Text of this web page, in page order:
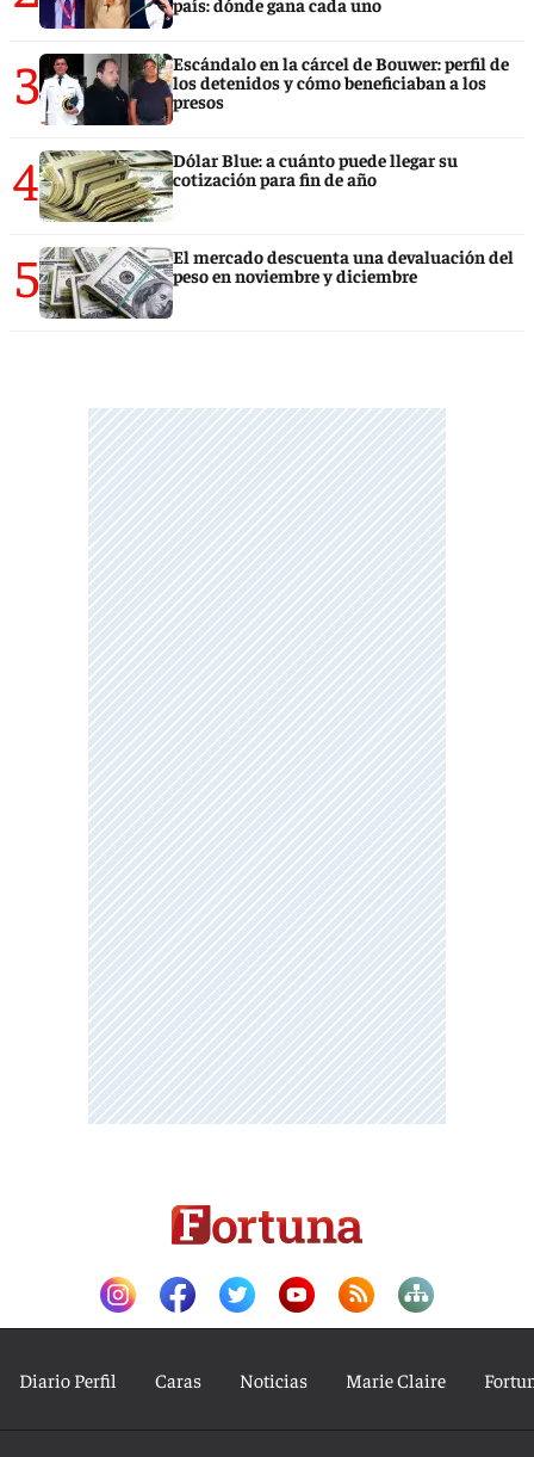
3
Escándalo en la cárcel de Bouwer: perfil de
los detenidos y cómo beneficiaban a los
presos
4
Dólar Blue: a cuánto puede llegar su
cotización para fin de año
5
El mercado descuenta una devaluación del
peso en noviembre y diciembre
Diario Perfil Caras Noticias Marie Claire